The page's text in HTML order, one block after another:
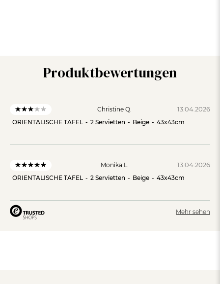
Produktbewertungen
Christine Q. 13.04.2026
ORIENTALISCHE TAFEL - 2 Servietten - Beige - 43x43cm
Monika L. 13.04.2026
ORIENTALISCHE TAFEL - 2 Servietten - Beige - 43x43cm
Mehr sehen